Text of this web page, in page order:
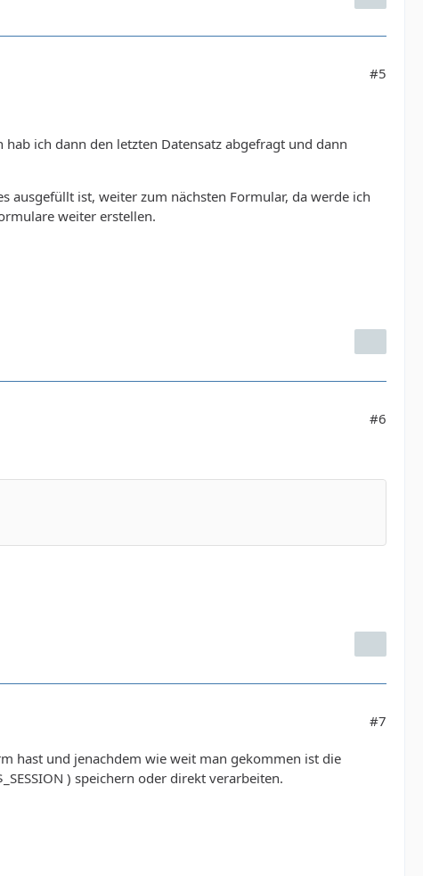
#5
ich dann den letzten Datensatz abgefragt und dann
ausgefüllt ist, weiter zum nächsten Formular, da werde ich
weiter erstellen.
#6
#7
hast und jenachdem wie weit man gekommen ist die
) speichern oder direkt verarbeiten.